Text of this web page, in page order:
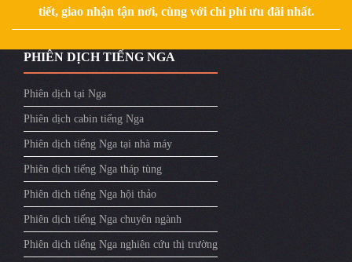
tiết, giao nhận tận nơi, cùng với chi phí ưu đãi nhất.
PHIÊN DỊCH TIẾNG NGA
Phiên dịch tại Nga
Phiên dịch cabin tiếng Nga
Phiên dịch tiếng Nga tại nhà máy
Phiên dịch tiếng Nga tháp tùng
Phiên dịch tiếng Nga hội thảo
Phiên dịch tiếng Nga chuyên ngành
Phiên dịch tiếng Nga nghiên cứu thị trường